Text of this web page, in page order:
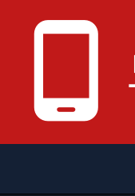
phone_android